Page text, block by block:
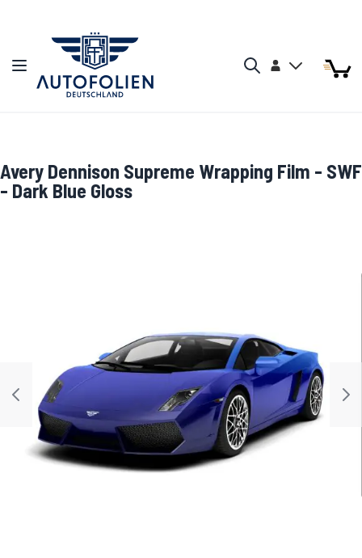
Navigation umschalten Konto Mein
Avery Dennison Supreme Wrapping Film - SWF
- Dark Blue Gloss